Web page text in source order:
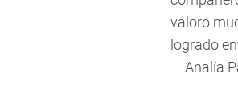
valoró
logrado
— Analía